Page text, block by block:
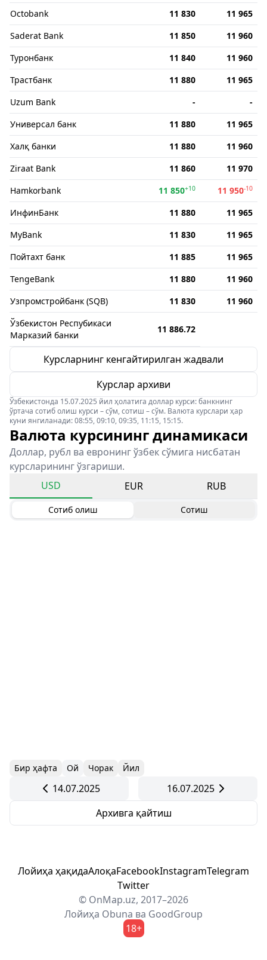
Octobank
11 830
11 965
Saderat Bank
11 850
11 960
Туронбанк
11 840
11 960
Трастбанк
11 880
11 965
Uzum Bank
-
-
Универсал банк
11 880
11 965
Халқ банки
11 880
11 960
Ziraat Bank
11 860
11 970
Hamkorbank
11 850+10 11 950-10
ИнфинБанк 11 880
11 965
MyBank
11 830
11 965
Пойтахт банк
11 885
11 965
TengeBank
11 880
11 960
Узпромстройбанк (SQB)
11 830
11 960
Ўзбекистон Респубикаси
Марказий банки
11 886.72
Курсларнинг кенгайтирилган жадвали
Курслар архиви
Ўзбекистонда 15.07.2025 йил ҳолатига доллар курси: банкнинг
ўртача сотиб олиш курси – сўм, сотиш – сўм. Валюта курслари ҳар
куни янгиланади: 08:55, 09:10, 09:35, 11:15, 15:15.
Валюта курсининг динамикаси
Доллар, рубл ва евронинг ўзбек сўмига нисбатан
курсларининг ўзгариши.
USD
EUR RUB
Сотиб олиш Сотиш
Бир ҳафта Ой Чорак Йил
14.07.2025
16.07.2025
Архивга қайтиш
Лойиҳа ҳақидаАлоқаFacebookInstagramTelegram
Twitter
© OnMap.uz, 2017–2026
Лойиҳа Obuna ва GoodGroup
18+